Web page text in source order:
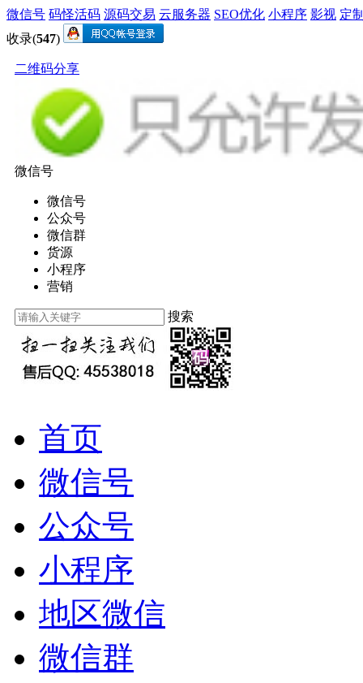
微信号 码怪活码 源码交易 云服务器 SEO优化 小程序 影视 定
收录(547)
二维码分享
微信号
微信号
公众号
微信群
货源
小程序
营销
搜索
首页
微信号
公众号
小程序
地区微信
微信群